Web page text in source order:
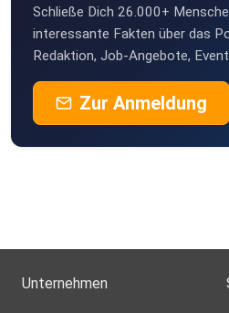
Schließe Dich 26.000+
interessante Fakten über das
Redaktion, Job-Angebote,
Zur Anmeldung
Unternehmen